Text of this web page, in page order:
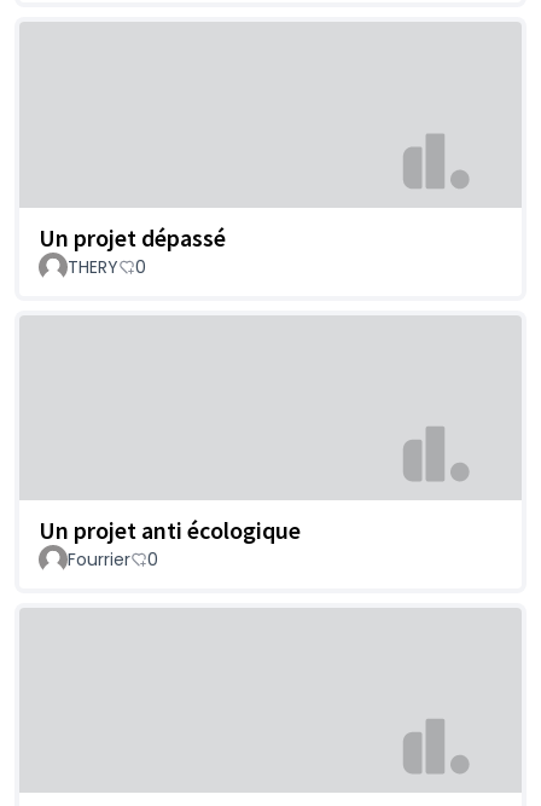
Un projet dépassé
THERY 0
Un projet anti écologique
Fourrier 0